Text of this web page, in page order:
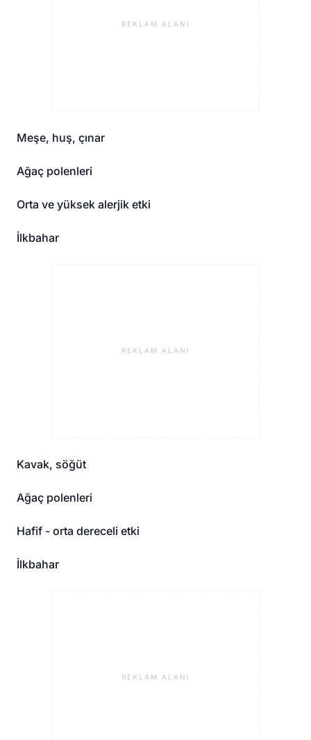
REKLAM ALANI
Meşe, huş, çınar
Ağaç polenleri
Orta ve yüksek alerjik etki
İlkbahar
REKLAM ALANI
Kavak, söğüt
Ağaç polenleri
Hafif - orta dereceli etki
İlkbahar
REKLAM ALANI